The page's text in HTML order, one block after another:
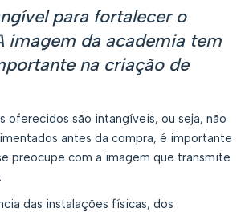
para fortalecer o
imagem da academia tem
na criação de
oferecidos são intangíveis, ou seja, não
antes da compra, é importante
preocupe com a imagem que transmite
das instalações físicas, dos